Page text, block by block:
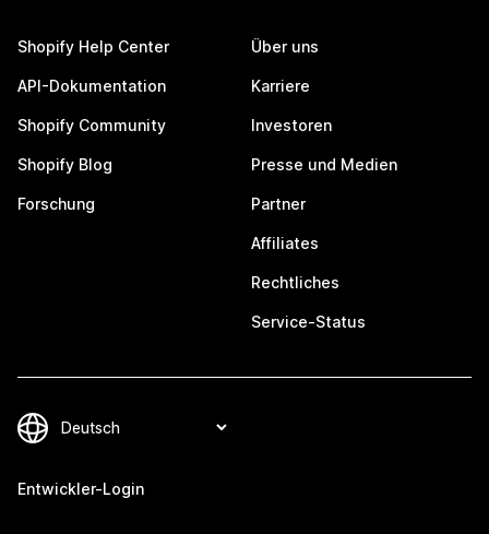
Shopify Help Center
API-Dokumentation
Shopify Community
Shopify Blog
Forschung
Über uns
Karriere
Investoren
Presse und Medien
Partner
Affiliates
Rechtliches
Service-Status
Entwickler-Login